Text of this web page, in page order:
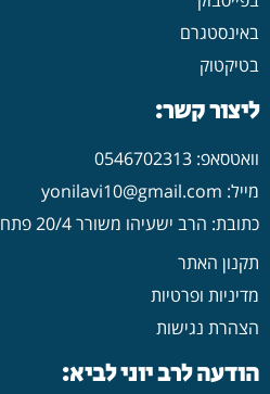
באינסטגרם
בטיקטוק
ליצור קשר:
וואטסאפ: 0546702313
מייל: yonilavi10@gmail.com
כתובת: הרב ישעיהו משורר 20/4 פתח תקווה
תקנון האתר
מדיניות ופרטיות
הצהרת נגישות
הודעה לרב יוני לביא: